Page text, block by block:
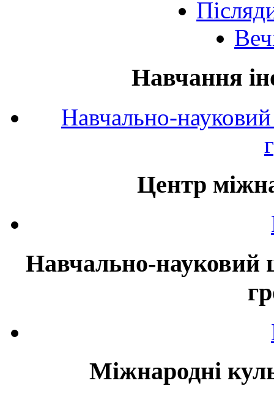
Навчання
Навчально-
Центр
Навчально-науковий
Міжнародні